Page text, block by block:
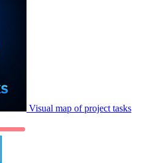
Visual map of project tasks